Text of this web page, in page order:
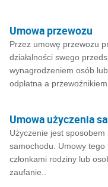
Umowa przewozu
Przez umowę przewozu
działalności swego
wynagrodzeniem osób
odpłatna a
Umowa użyczenia
Użyczenie jest
samochodu. Umowy
członkami rodziny lub
zaufanie..